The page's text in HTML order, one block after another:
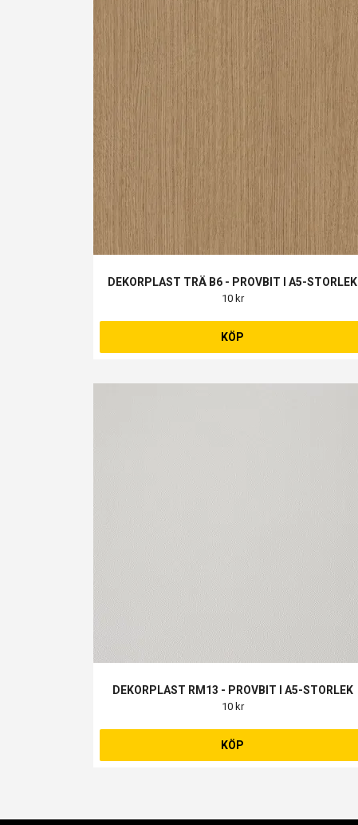
DEKORPLAST TRÄ B6 - PROVBIT I A5-STORLEK
10 kr
KÖP
DEKORPLAST RM13 - PROVBIT I A5-STORLEK
10 kr
KÖP